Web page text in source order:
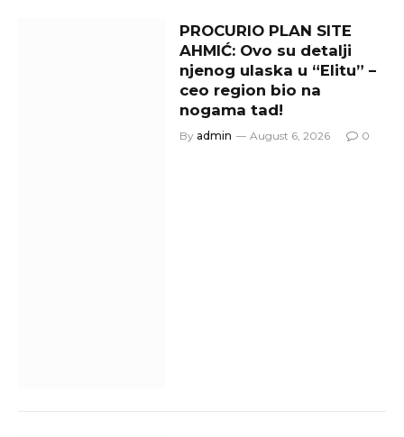
PROCURIO PLAN SITE
AHMIĆ: Ovo su detalji
njenog ulaska u “Elitu” –
ceo region bio na
nogama tad!
By admin August 6, 2026 0